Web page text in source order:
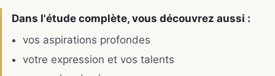
Dans l'étude complète, vous découvrez aussi :
vos aspirations profondes
votre expression et vos talents